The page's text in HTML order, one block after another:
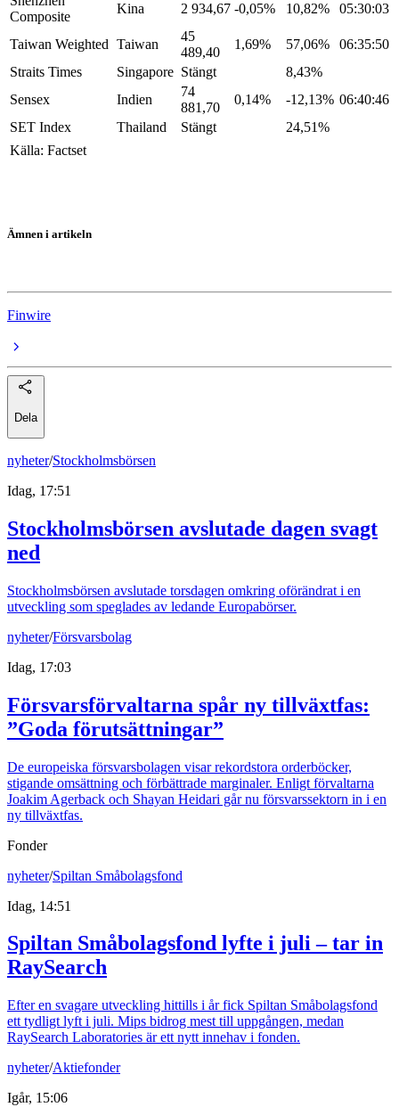
Composite
Kina 2 934,67 -0,05% 10,82% 05:30:03
Taiwan Weighted Taiwan
45
489,40
1,69% 57,06%
06:35:50
Straits Times
Singapore Stängt
8,43%
Sensex
Indien
74
881,70
0,14% -12,13% 06:40:46
SET Index
Thailand Stängt
24,51%
Källa: Factset
Ämnen i artikeln
Finwire
Dela
nyheter/Stockholmsbörsen
Idag, 17:51
Stockholmsbörsen avslutade dagen svagt
ned
Stockholmsbörsen avslutade torsdagen omkring oförändrat i en
utveckling som speglades av ledande Europabörser.
nyheter/Försvarsbolag
Idag, 17:03
Försvarsförvaltarna spår ny tillväxtfas:
”Goda förutsättningar”
De europeiska försvarsbolagen visar rekordstora orderböcker,
stigande omsättning och förbättrade marginaler. Enligt förvaltarna
Joakim Agerback och Shayan Heidari går nu försvarssektorn in i en
ny tillväxtfas.
Fonder
nyheter/Spiltan Småbolagsfond
Idag, 14:51
Spiltan Småbolagsfond lyfte i juli – tar in
RaySearch
Efter en svagare utveckling hittills i år fick Spiltan Småbolagsfond
ett tydligt lyft i juli. Mips bidrog mest till uppgången, medan
RaySearch Laboratories är ett nytt innehav i fonden.
nyheter/Aktiefonder
Igår, 15:06